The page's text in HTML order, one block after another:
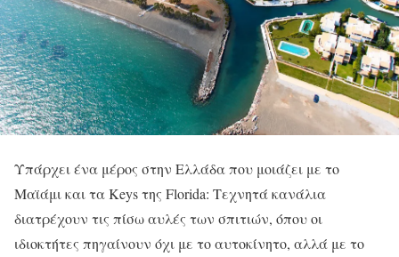
Υπάρχει ένα μέρος στην Ελλάδα που μοιάζει με το
Μαϊάμι και τα Keys της Florida: Τεχνητά κανάλια
διατρέχουν τις πίσω αυλές των σπιτιών, όπου οι
ιδιοκτήτες πηγαίνουν όχι με το αυτοκίνητο, αλλά με το